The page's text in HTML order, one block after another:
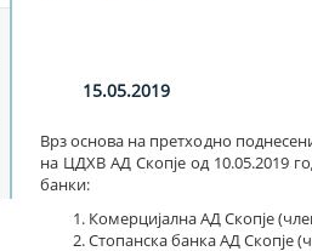
15.05.2019
Врз основа на претходно
на ЦДХВ АД Скопје од 10.05.2019
банки:
Комерцијална АД Скопје
Стопанска банка АД Скопје